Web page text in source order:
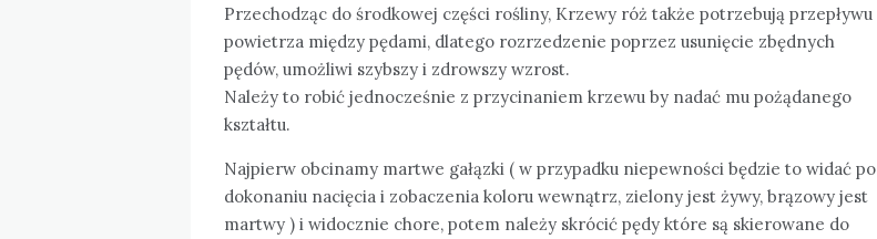
Przechodząc do środkowej części rośliny, Krzewy róż także potrzebują przepływu
powietrza między pędami, dlatego rozrzedzenie poprzez usunięcie zbędnych
pędów, umożliwi szybszy i zdrowszy wzrost.
Należy to robić jednocześnie z przycinaniem krzewu by nadać mu pożądanego
kształtu.
Najpierw obcinamy martwe gałązki ( w przypadku niepewności będzie to widać po
dokonaniu nacięcia i zobaczenia koloru wewnątrz, zielony jest żywy, brązowy jest
martwy ) i widocznie chore, potem należy skrócić pędy które są skierowane do